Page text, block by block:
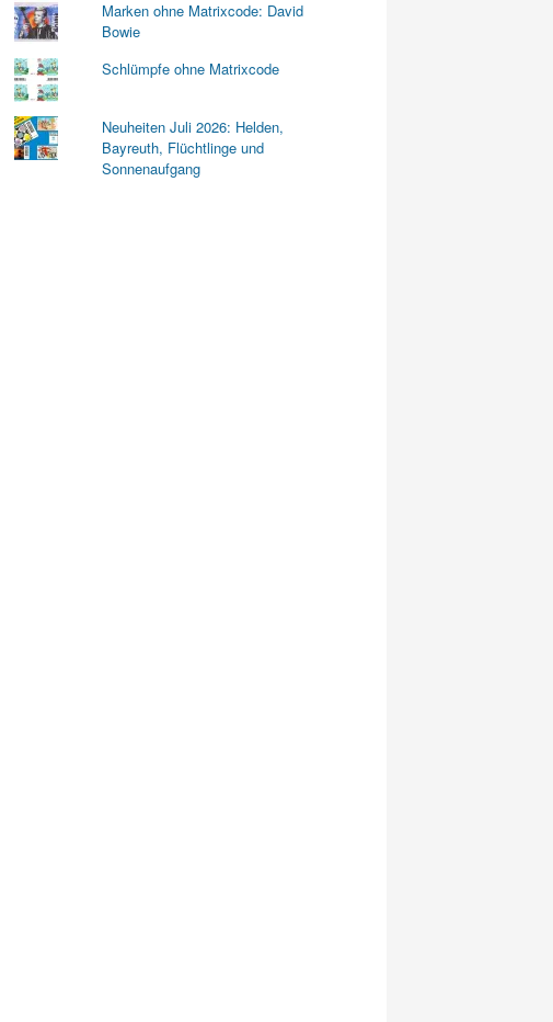
Marken ohne Matrixcode: David
Bowie
Schlümpfe ohne Matrixcode
Neuheiten Juli 2026: Helden,
Bayreuth, Flüchtlinge und
Sonnenaufgang